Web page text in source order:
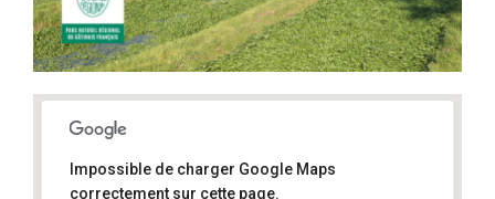
Impossible de charger Google Maps
correctement sur cette page.